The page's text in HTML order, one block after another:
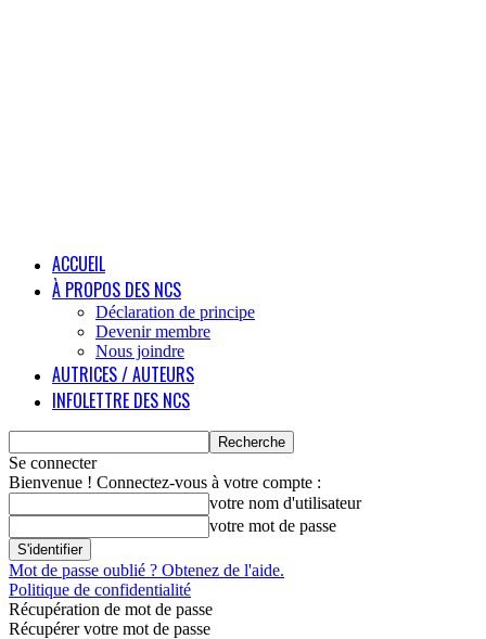
ACCUEIL
À PROPOS DES NCS
Déclaration de principe
Devenir membre
Nous joindre
AUTRICES / AUTEURS
INFOLETTRE DES NCS
Se connecter
Bienvenue ! Connectez-vous à votre compte :
votre nom d'utilisateur
votre mot de passe
Mot de passe oublié ? Obtenez de l'aide.
Politique de confidentialité
Récupération de mot de passe
Récupérer votre mot de passe